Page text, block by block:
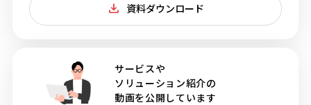
資料ダウンロード
サービスや
ソリューション紹介の
動画を公開しています